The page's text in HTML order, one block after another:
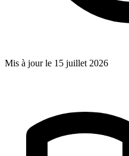
Mis à jour le 15 juillet 2026